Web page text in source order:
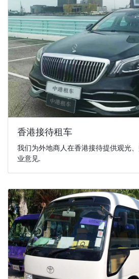
香港接待租车
我们为外地商人在香港接待提供观光
业意见.